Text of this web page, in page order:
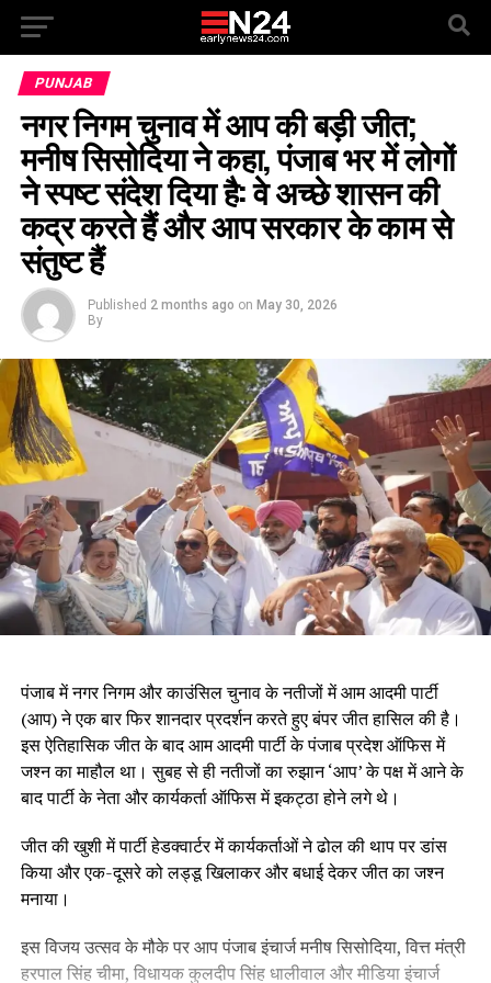
PUNJAB
नगर निगम चुनाव में आप की बड़ी जीत;
मनीष सिसोदिया ने कहा, पंजाब भर में लोगों
ने स्पष्ट संदेश दिया है: वे अच्छे शासन की
कद्र करते हैं और आप सरकार के काम से
संतुष्ट हैं
Published 2 months ago on May 30, 2026
By
पंजाब में नगर निगम और काउंसिल चुनाव के नतीजों में आम आदमी पार्टी
(आप) ने एक बार फिर शानदार प्रदर्शन करते हुए बंपर जीत हासिल की है।
इस ऐतिहासिक जीत के बाद आम आदमी पार्टी के पंजाब प्रदेश ऑफिस में
जश्न का माहौल था। सुबह से ही नतीजों का रुझान ‘आप’ के पक्ष में आने के
बाद पार्टी के नेता और कार्यकर्ता ऑफिस में इकट्ठा होने लगे थे।
जीत की खुशी में पार्टी हेडक्वार्टर में कार्यकर्ताओं ने ढोल की थाप पर डांस
किया और एक-दूसरे को लड्डू खिलाकर और बधाई देकर जीत का जश्न
मनाया।
इस विजय उत्सव के मौके पर आप पंजाब इंचार्ज मनीष सिसोदिया, वित्त मंत्री
हरपाल सिंह चीमा, विधायक कुलदीप सिंह धालीवाल और मीडिया इंचार्ज